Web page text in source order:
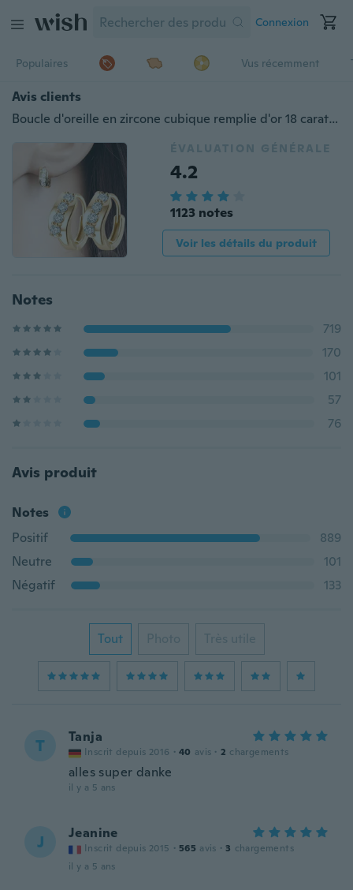
Connexion
Populaires Vus récemment
Avis clients
Boucle d'oreille en zircone cubique remplie d'or 18 carats magnifique belle boucle d'oreille pour les femmes
ÉVALUATION GÉNÉRALE
4.2
1123 notes
Voir les détails du produit
Notes
719
170
101
57
76
Avis produit
Notes
Positif
889
Neutre
101
Négatif
133
Tout Photo Très utile
T Tanja
Inscrit depuis 2016 · 40 avis · 2 chargements
alles super danke
il y a 5 ans
J Jeanine
Inscrit depuis 2015 · 565 avis · 3 chargements
il y a 5 ans